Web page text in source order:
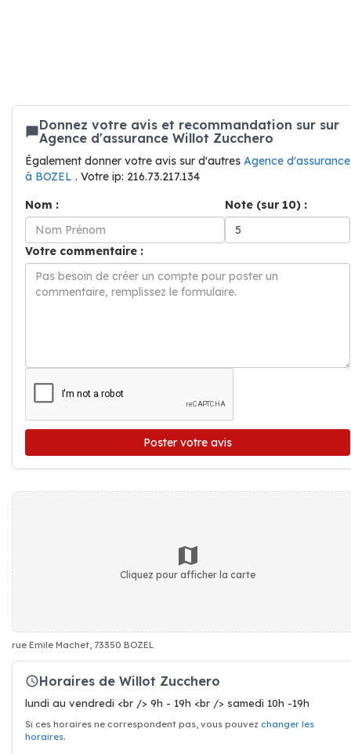
Donnez votre avis et recommandation sur sur
Agence d'assurance Willot Zucchero
Également donner votre avis sur d'autres Agence d'assurance
à BOZEL . Votre ip: 216.73.217.134
Nom :
Note (sur 10) :
Votre commentaire :
Poster votre avis
Cliquez pour afficher la carte
rue Emile Machet, 73350 BOZEL
Horaires de Willot Zucchero
lundi au vendredi <br /> 9h - 19h <br /> samedi 10h -19h
Si ces horaires ne correspondent pas, vous pouvez changer les
horaires.